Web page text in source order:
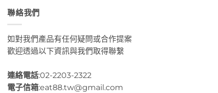
聯絡我們
如對我們產品有任何疑問或合作提案
歡迎透過以下資訊與我們取得聯繫
連絡電話:02-2203-2322
電子信箱:eat88.tw@gmail.com